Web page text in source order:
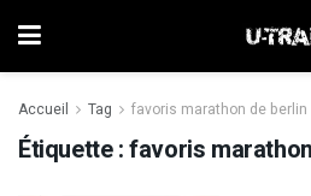
Accueil Tag favoris marathon de berlin
Étiquette :favoris